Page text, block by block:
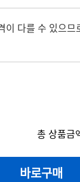
이 다를 수 있으
총 상품금
바로구매